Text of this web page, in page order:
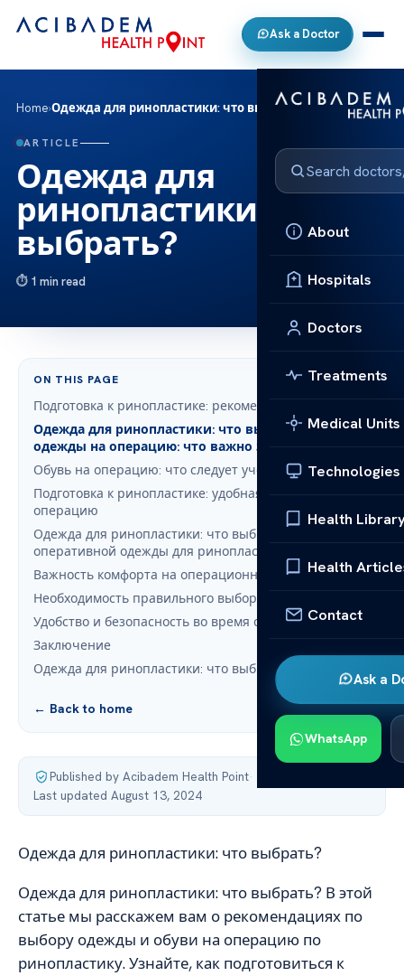
Ask a Doctor
About
Hospitals
Doctors
Treatments
Medical Units
Technologies
Health
Health
Contact
Ask a
WhatsApp
Home›Одежда для ринопластики: что выбрать?
ARTICLE
Одежда для
ринопластики: что
выбрать?
1 min read
ON THIS PAGE
Подготовка к ринопластике: рекомендации и советы
Одежда для ринопластики: что выбрать?: Выбор
одежды на операцию: что важно знать
Обувь на операцию: что следует учесть
Подготовка к ринопластике: удобная одежда на
операцию
Одежда для ринопластики: что выбрать?: Выбор
оперативной одежды для ринопластики
Важность комфорта на операционном столе
Необходимость правильного выбора одежды
Удобство и безопасность во время операции
Заключение
Одежда для ринопластики: что выбрать?: FAQ
← Back to home
Published by Acibadem Health Point·
Last updated August 13, 2024
Одежда для ринопластики: что выбрать?
Одежда для ринопластики: что выбрать? В этой
статье мы расскажем вам о рекомендациях по
выбору одежды и обуви на операцию по
ринопластику. Узнайте, как подготовиться к